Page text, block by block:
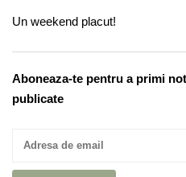
Un weekend placut!
Aboneaza-te pentru a primi
publicate